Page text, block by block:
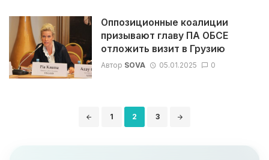
Оппозиционные коалиции
призывают главу ПА ОБСЕ
отложить визит в Грузию
Автор SOVA 05.01.2025 0
1 2 3